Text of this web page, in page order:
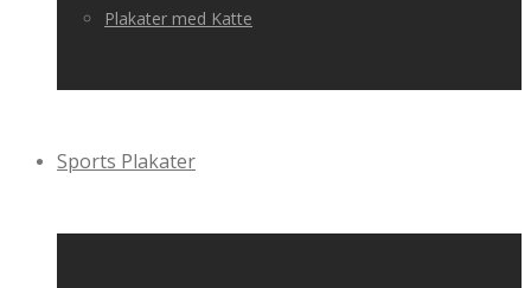
Plakater med Katte
Sports Plakater